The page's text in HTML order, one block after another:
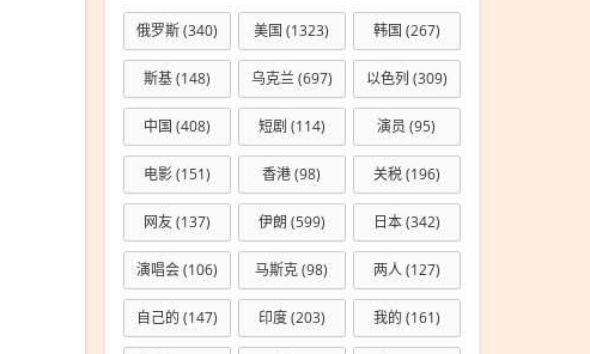
俄罗斯(340) 美国 (1323) 韩国 (267)
斯基(148) 乌克兰(697) 以色列 (309)
中国 (408) 短剧 (114) 演员 (95)
电影(151) 香港(98) 关税(196)
网友(137) 伊朗 (599) 日本(342)
演唱会(106) 马斯克(98) 两人(127)
自己的 (147) 印度(203) 我的 (161)